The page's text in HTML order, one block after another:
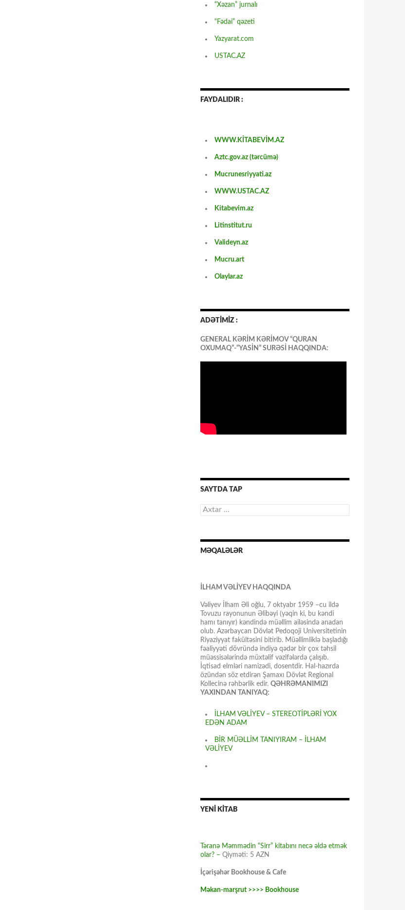
“Xəzan” jurnalı
“Fədai” qəzeti
Yazyarat.com
USTAC.AZ
FAYDALIDIR :
WWW.KİTABEVİM.AZ
Aztc.gov.az (tərcümə)
Mucrunesriyyati.az
WWW.USTAC.AZ
Kitabevim.az
Litinstitut.ru
Valideyn.az
Mucru.art
Olaylar.az
ADƏTİMİZ :
GENERAL KƏRİM KƏRİMOV “QURAN
OXUMAQ”-“YASİN” SURƏSİ HAQQINDA:
SAYTDA TAP
Axtarış:
MƏQALƏLƏR
İLHAM VƏLİYEV HAQQINDA
Vəliyev İlham Əli oğlu, 7 oktyabr 1959 –cu ildə
Tovuzu rayonunun Əlibəyi (yəqin ki, bu kəndi
hamı tanıyır) kəndində müəllim ailəsində anadan
olub. Azərbaycan Dövlət Pedoqoji Universitetinin
Riyaziyyat fakültəsini bitirib. Müəllimliklə başladığı
fəaliyyəti dövründə indiyə qədər bir çox təhsil
müəssisələrində müxtəlif vəzifələrdə çalışıb.
İqtisad elmləri namizədi, dosentdir. Hal-hazırda
özündən söz etdirən Şamaxı Dövlət Regional
Kollecinə rəhbərlik edir. QƏHRƏMANIMIZI
YAXINDAN TANIYAQ:
İLHAM VƏLİYEV – STEREOTİPLƏRİ YOX
EDƏN ADAM
BİR MÜƏLLİM TANIYIRAM – İLHAM
VƏLİYEV
YENİ KİTAB
Təranə Məmmədin “Sirr” kitabını necə əldə etmək
olar? – Qiyməti: 5 AZN
İçərişəhər Bookhouse & Cafe
Məkan-marşrut >>>> Bookhouse